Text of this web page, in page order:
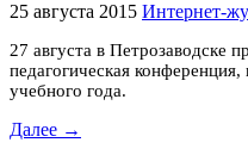
25 августа 2015 Интернет-
27 августа в Петрозаводске
педагогическая
учебного года.
Далее →